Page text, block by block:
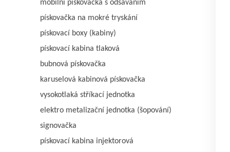
mobilní pískovačka s odsáváním
pískovačka na mokré tryskání
pískovací boxy (kabiny)
pískovací kabina tlaková
bubnová pískovačka
karuselová kabinová pískovačka
vysokotlaká stříkací jednotka
elektro metalizační jednotka (šopování)
signovačka
pískovací kabina injektorová